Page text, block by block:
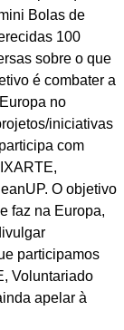
Bolas de
100
sobre o que
é combater a
no
iniciativas
com
O objetivo
faz na Europa,
participamos
Voluntariado
apelar à